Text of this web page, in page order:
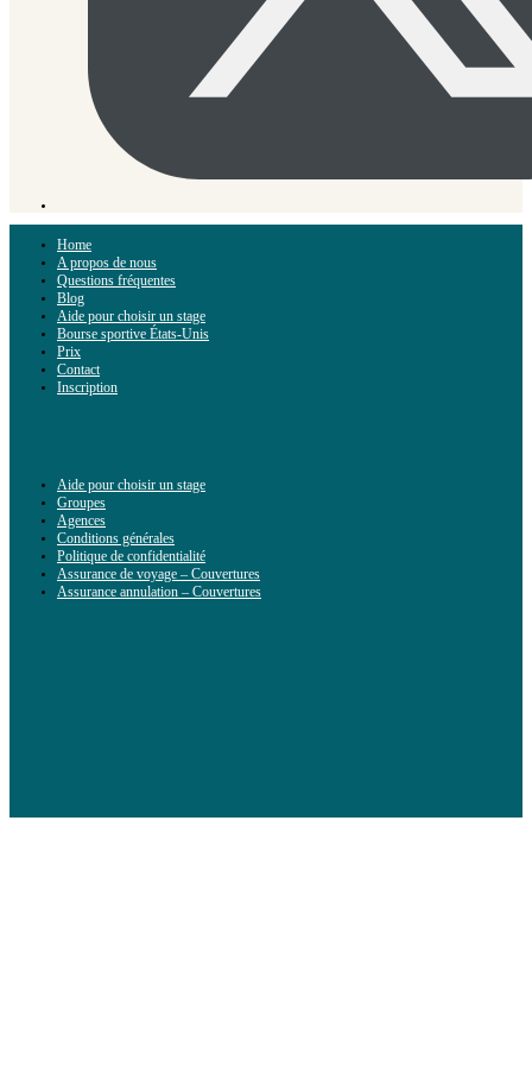
Home
A propos de nous
Questions fréquentes
Blog
Aide pour choisir un stage
Bourse sportive États-Unis
Prix
Contact
Inscription
Aide pour choisir un stage
Groupes
Agences
Conditions générales
Politique de confidentialité
Assurance de voyage – Couvertures
Assurance annulation – Couvertures